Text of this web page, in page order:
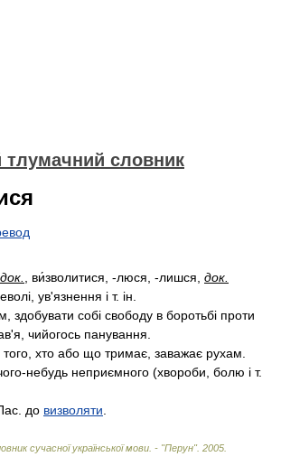
тлумачний словник
, ви́зволитися, -люся, -лишся, док.
ув'язнення і т. ін.
здобувати собі свободу в боротьбі проти
чийогось панування.
того, хто або що тримає, заважає рухам.
небудь неприємного (хвороби, болю і т.
до визволяти
сучасної української мови. - "Перун". 2005